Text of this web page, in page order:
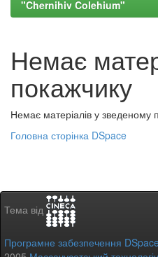
"Chernihiv Colehium"
Немає
покажчику
Немає матеріалів у зведеному
Головна сторінка DSpace
Тема від
Програмне забезпечення DSpace